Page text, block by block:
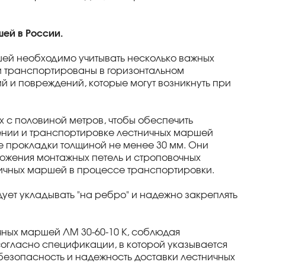
в России.
необходимо учитывать несколько важных
в горизонтальном
повреждений, которые могут возникнуть при
половиной метров, чтобы обеспечить
и транспортировке лестничных маршей
прокладки толщиной не менее 30 мм. Они
монтажных петель и строповочных
маршей в процессе транспортировки.
укладывать "на ребро" и надежно закреплять
маршей ЛМ 30-60-10 К, соблюдая
спецификации, в которой указывается
и надежность доставки лестничных